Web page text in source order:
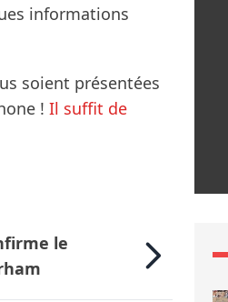
informations
soient présentées
! Il suffit de
le